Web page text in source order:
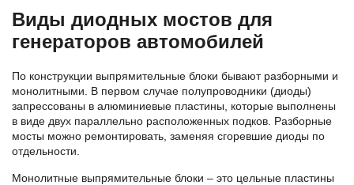
Виды диодных мостов для
генераторов автомобилей
По конструкции выпрямительные блоки бывают разборными и
монолитными. В первом случае полупроводники (диоды)
запрессованы в алюминиевые пластины, которые выполнены
в виде двух параллельно расположенных подков. Разборные
мосты можно ремонтировать, заменяя сгоревшие диоды по
отдельности.
Монолитные выпрямительные блоки – это цельные пластины